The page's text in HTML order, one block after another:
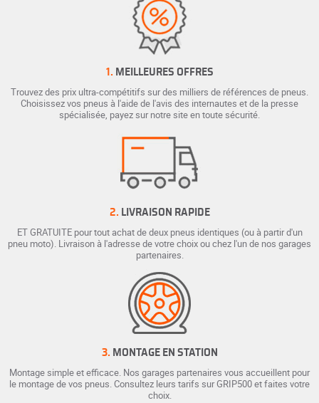
1. MEILLEURES OFFRES
Trouvez des prix ultra-compétitifs sur des milliers de références de pneus.
Choisissez vos pneus à l'aide de l'avis des internautes et de la presse
spécialisée, payez sur notre site en toute sécurité.
2. LIVRAISON RAPIDE
ET GRATUITE pour tout achat de deux pneus identiques (ou à partir d'un
pneu moto). Livraison à l'adresse de votre choix ou chez l'un de nos garages
partenaires.
3. MONTAGE EN STATION
Montage simple et efficace. Nos garages partenaires vous accueillent pour
le montage de vos pneus. Consultez leurs tarifs sur GRIP500 et faites votre
choix.